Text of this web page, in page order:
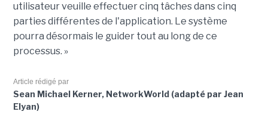
utilisateur veuille effectuer cinq tâches dans cinq
parties différentes de l'application. Le système
pourra désormais le guider tout au long de ce
processus. »
Article rédigé par
Sean Michael Kerner, NetworkWorld (adapté par Jean
Elyan)